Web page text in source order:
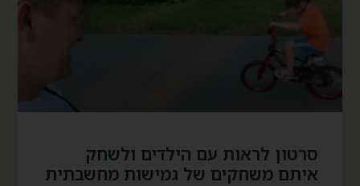
סרטון לראות עם הילדים ולשחק
איתם משחקים של גמישות מחשבתית